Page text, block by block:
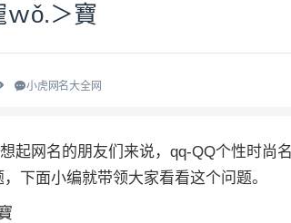
ǒ.＞寶
小虎网名大全网
起网名的朋友们来说，qq-QQ个性时尚名
下面小编就带领大家看看这个问题。